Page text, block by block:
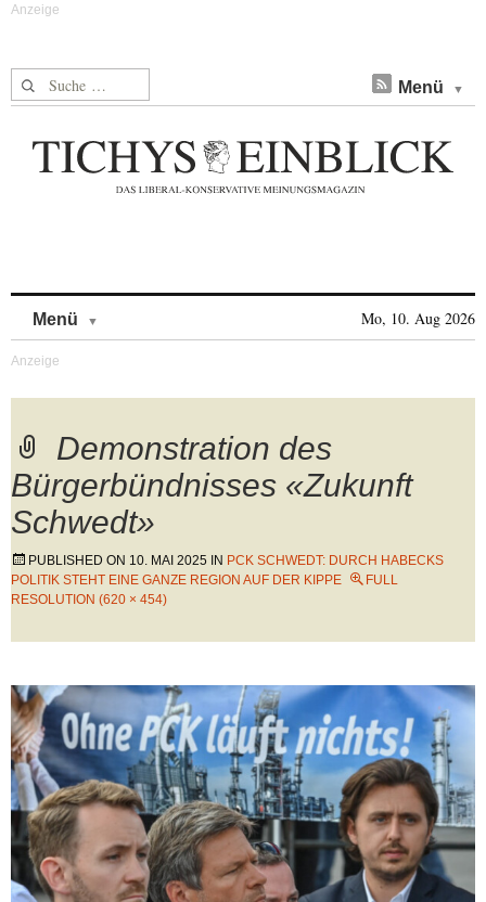
Suche nach: Menü
Menü Mo, 10. Aug 2026
Demonstration des
Bürgerbündnisses «Zukunft
Schwedt»
PUBLISHED ON 10. MAI 2025 IN PCK SCHWEDT: DURCH HABECKS
POLITIK STEHT EINE GANZE REGION AUF DER KIPPE
FULL
RESOLUTION (620 × 454)